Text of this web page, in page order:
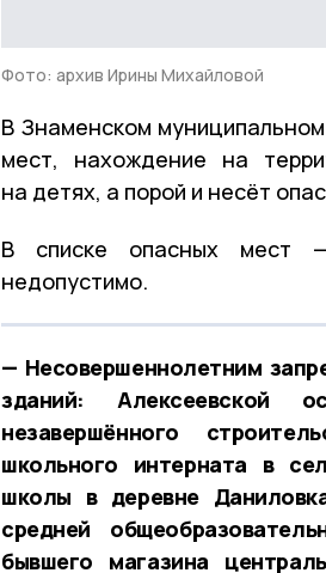
Фото: архив Ирины Михайловой
В Знаменском
мест, нахождение на
на детях, а порой и несёт
В списке опасных мест
недопустимо.
— Несовершеннолетним
зданий: Алексеевской
незавершённого
школьного интерната в
школы в деревне
средней
бывшего магазина